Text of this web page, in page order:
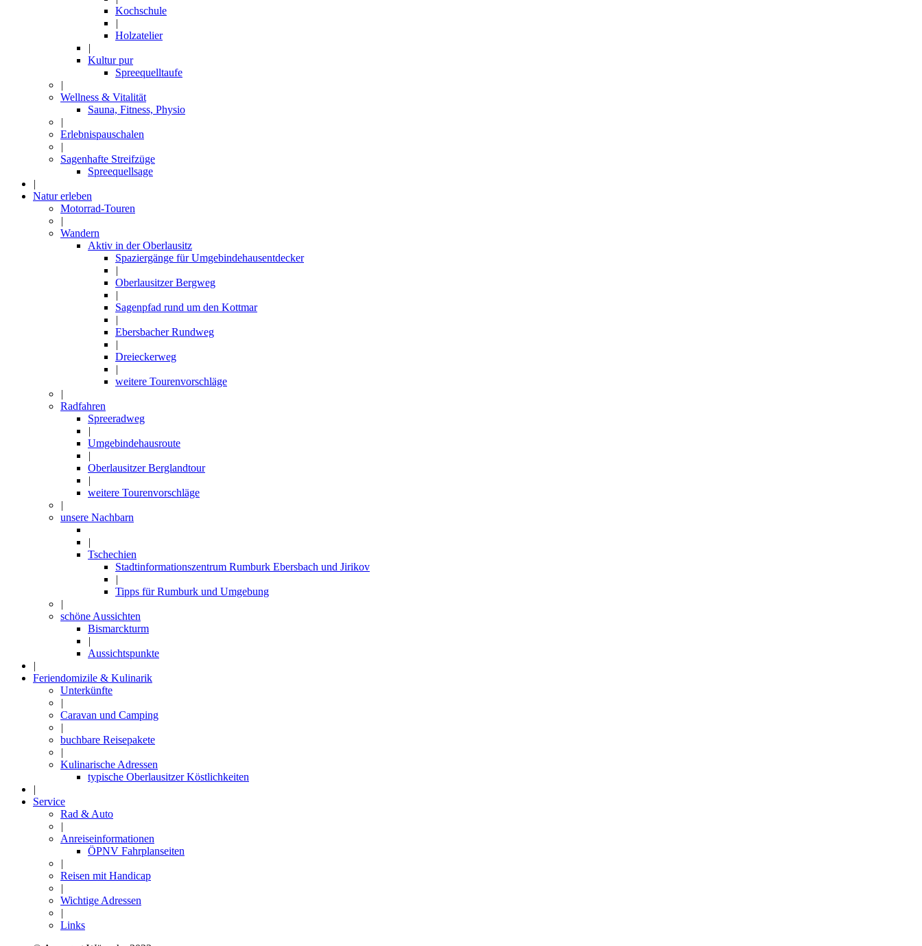
Kochschule
|
Holzatelier
|
Kultur pur
Spreequelltaufe
|
Wellness & Vitalität
Sauna, Fitness, Physio
|
Erlebnispauschalen
|
Sagenhafte Streifzüge
Spreequellsage
|
Natur erleben
Motorrad-Touren
|
Wandern
Aktiv in der Oberlausitz
Spaziergänge für Umgebindehausentdecker
|
Oberlausitzer Bergweg
|
Sagenpfad rund um den Kottmar
|
Ebersbacher Rundweg
|
Dreieckerweg
|
weitere Tourenvorschläge
|
Radfahren
Spreeradweg
|
Umgebindehausroute
|
Oberlausitzer Berglandtour
|
weitere Tourenvorschläge
|
unsere Nachbarn
|
Tschechien
Stadtinformationszentrum Rumburk Ebersbach und Jirikov
|
Tipps für Rumburk und Umgebung
|
schöne Aussichten
Bismarckturm
|
Aussichtspunkte
|
Feriendomizile & Kulinarik
Unterkünfte
|
Caravan und Camping
|
buchbare Reisepakete
|
Kulinarische Adressen
typische Oberlausitzer Köstlichkeiten
|
Service
Rad & Auto
|
Anreiseinformationen
ÖPNV Fahrplanseiten
|
Reisen mit Handicap
|
Wichtige Adressen
|
Links